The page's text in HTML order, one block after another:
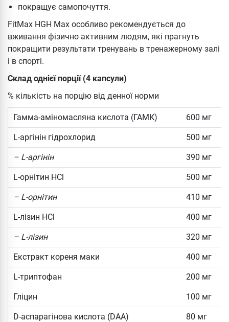
покращує самопочуття.
FitMax HGH Max особливо рекомендується до
вживання фізично активним людям, які прагнуть
покращити результати тренувань в тренажерному залі
і в спорті.
Склад однієї порції (4 капсули)
% кількість на порцію від денної норми
Гамма-аміномасляна кислота (ГАМК) 600 мг
L-аргінін гідрохлорид 500 мг
– L-аргінін 390 мг
L-орнітин HCl 500 мг
– L-орнітин 410 мг
L-лізин HCl 400 мг
– L-лізин 320 мг
Екстракт кореня маки 400 мг
L-триптофан 200 мг
Гліцин 100 мг
D-аспарагінова кислота (DAA) 80 мг